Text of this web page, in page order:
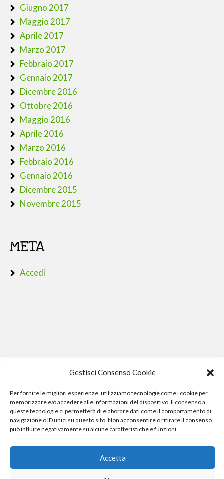
Gestisci Consenso Cookie
Per fornire le migliori esperienze, utilizziamo tecnologie come i cookie per
memorizzare e/o accedere alle informazioni del dispositivo. Il consenso a
queste tecnologie ci permetterà di elaborare dati come il comportamento di
navigazione o ID unici su questo sito. Non acconsentire o ritirare il consenso
può influire negativamente su alcune caratteristiche e funzioni.
Accetta
Giugno 2017
Maggio 2017
Aprile 2017
Marzo 2017
Febbraio 2017
Gennaio 2017
Dicembre 2016
Ottobre 2016
Maggio 2016
Aprile 2016
Marzo 2016
Febbraio 2016
Gennaio 2016
Dicembre 2015
Novembre 2015
META
Accedi
e gopro